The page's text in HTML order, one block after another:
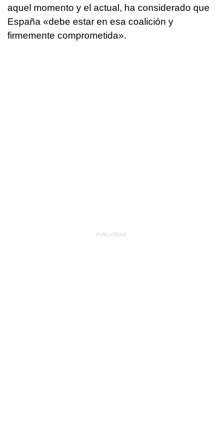
aquel momento y el actual, ha considerado que
España «debe estar en esa coalición y
firmemente comprometida».